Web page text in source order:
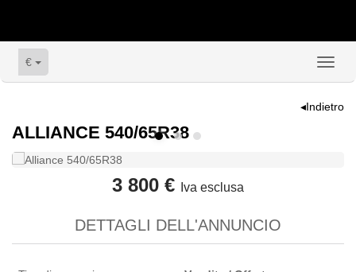
€
◂Indietro
ALLIANCE 540/65R38
3 800 € Iva esclusa
DETTAGLI DELL'ANNUNCIO